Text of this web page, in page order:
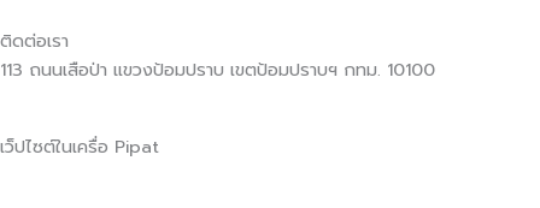
ติดต่อเรา
113 ถนนเสือป่า แขวงป้อมปราบ เขตป้อมปราบฯ กทม. 10100
เว็ปไซต์ในเครื่อ Pipat